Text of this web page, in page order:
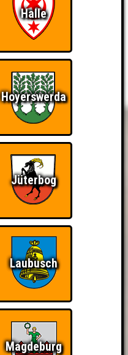
Halle
Hoyerswerda
Jüterbog
Laubusch
Magdeburg